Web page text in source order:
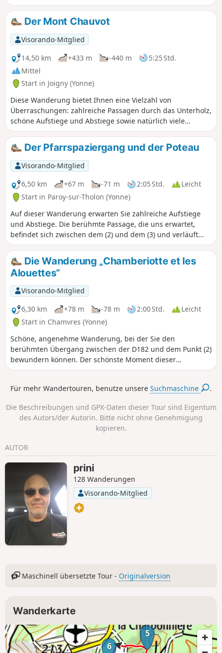
Der Mont Chauvot
Visorando-Mitglied
14,50 km
+433 m -440 m
5:25 Std.
Mittel
Start in Joigny (Yonne)
Diese Wanderung bietet Ihnen eine Vielzahl von
Überraschungen: zahlreiche Passagen durch das Unterholz,
schöne Aufstiege und Abstiege sowie natürlich viele
herrliche Ausblicke auf die Stadt Joigny, die weit unten liegt.
Diese Tour wird passionierte Wanderfreunde begeistern.
Der Pfarrspaziergang und der Poteau
Visorando-Mitglied
6,50 km
+67 m -71 m 2:05 Std.
Leicht
Start in Paroy-sur-Tholon (Yonne)
Auf dieser Wanderung erwarten Sie zahlreiche Aufstiege
und Abstiege. Die berühmte Passage, die uns erwartet,
befindet sich zwischen dem (2) und dem (3) und verläuft
rund um die Stadt Paroy-sur-Tholon.
Die Wanderung „Chamberiotte et les
Alouettes”
Visorando-Mitglied
6,30 km
+78 m -78 m 2:00 Std.
Leicht
Start in Chamvres (Yonne)
Schöne, angenehme Wanderung, bei der Sie den
berühmten Übergang zwischen der D182 und dem Punkt (2)
bewundern können. Der schönste Moment dieser
Wanderung ist jedoch der herrliche Ausblick zwischen dem
Für mehr Wandertouren, benutze unsereSuchmaschine .
Die Beschreibungen und GPX-Daten dieser Tour sind Eigentum
des Autors/der Autorin. Bitte nicht ohne Genehmigung
kopieren.
AUTOR
prini
128 Wanderungen
Visorando-Mitglied
Maschinell übersetzte Tour - Originalversion
Wanderkarte
5
6